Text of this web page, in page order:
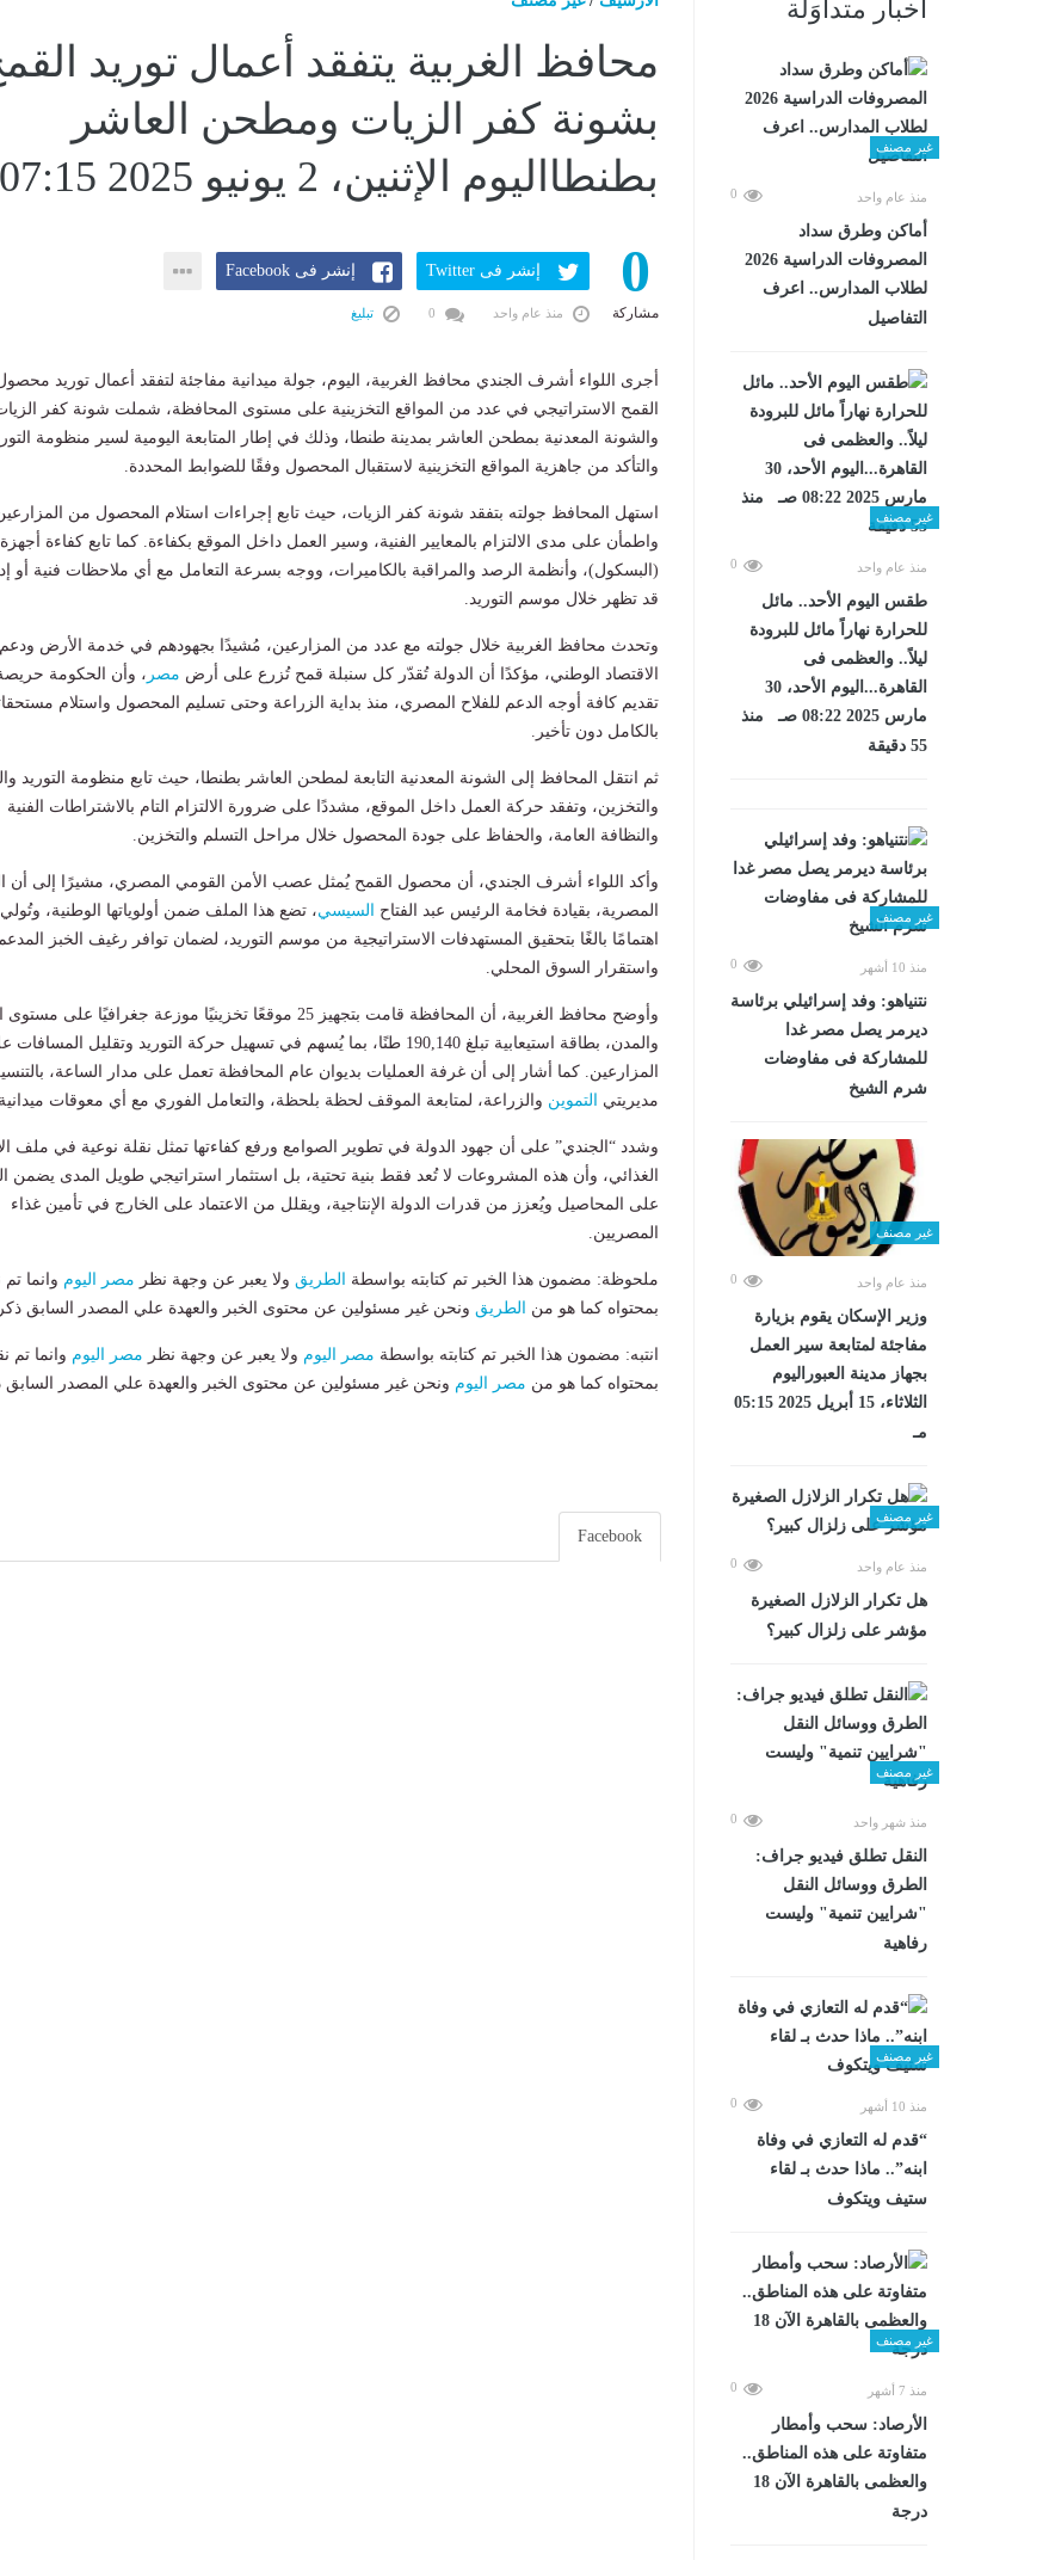
أخبار متداوَلة
غير مصنف
منذ عام واحد 0
أماكن وطرق سداد
المصروفات الدراسية 2026
لطلاب المدارس.. اعرف
التفاصيل
غير مصنف
منذ عام واحد 0
طقس اليوم الأحد.. مائل
للحرارة نهاراً مائل للبرودة
ليلاً.. والعظمى فى
القاهرة...اليوم الأحد، 30
مارس 2025 08:22 صـ منذ
55 دقيقة
غير مصنف
منذ 10 أشهر 0
نتنياهو: وفد إسرائيلي برئاسة
ديرمر يصل مصر غدا
للمشاركة فى مفاوضات
شرم الشيخ
غير مصنف
منذ عام واحد 0
وزير الإسكان يقوم بزيارة
مفاجئة لمتابعة سير العمل
بجهاز مدينة العبوراليوم
الثلاثاء، 15 أبريل 2025 05:15
مـ
غير مصنف
منذ عام واحد 0
هل تكرار الزلازل الصغيرة
مؤشر على زلزال كبير؟
غير مصنف
منذ شهر واحد 0
​النقل تطلق فيديو جراف:
الطرق ووسائل النقل
"شرايين تنمية" وليست
رفاهية
غير مصنف
منذ 10 أشهر 0
“قدم له التعازي في وفاة
ابنه”.. ماذا حدث بـ لقاء
ستيف ويتكوف
غير مصنف
منذ 7 أشهر 0
الأرصاد: سحب وأمطار
متفاوتة على هذه المناطق..
والعظمى بالقاهرة الآن 18
درجة
محافظ الغربية يتفقد أعمال توريد
بشونة كفر الزيات ومطحن العاشر
بطنطااليوم الإثنين، 2 يونيو 2025 07:15 مـ
0
مشاركة
إنشر فى Twitter إنشر فى Facebook
منذ عام واحد تبليغ
أجرى اللواء أشرف الجندي محافظ الغربية، اليوم، جولة ميدانية مفاجئة لتفقد أعمال توريد
القمح الاستراتيجي في عدد من المواقع التخزينية على مستوى المحافظة، شملت شونة كفر
والشونة المعدنية بمطحن العاشر بمدينة طنطا، وذلك في إطار المتابعة اليومية لسير منظومة
والتأكد من جاهزية المواقع التخزينية لاستقبال المحصول وفقًا للضوابط المحددة.
استهل المحافظ جولته بتفقد شونة كفر الزيات، حيث تابع إجراءات استلام المحصول من
واطمأن على مدى الالتزام بالمعايير الفنية، وسير العمل داخل الموقع بكفاءة. كما تابع كفاءة
(البسكول)، وأنظمة الرصد والمراقبة بالكاميرات، ووجه بسرعة التعامل مع أي ملاحظات فنية أو
قد تظهر خلال موسم التوريد.
وتحدث محافظ الغربية خلال جولته مع عدد من المزارعين، مُشيدًا بجهودهم في خدمة الأرض ودعم
الاقتصاد الوطني، مؤكدًا أن الدولة تُقدّر كل سنبلة قمح تُزرع على أرض مصر ، وأن الحكومة
تقديم كافة أوجه الدعم للفلاح المصري، منذ بداية الزراعة وحتى تسليم المحصول واستلام
بالكامل دون تأخير.
ثم انتقل المحافظ إلى الشونة المعدنية التابعة لمطحن العاشر بطنطا، حيث تابع منظومة التوريد
والتخزين، وتفقد حركة العمل داخل الموقع، مشددًا على ضرورة الالتزام التام بالاشتراطات الفنية
والنظافة العامة، والحفاظ على جودة المحصول خلال مراحل التسلم والتخزين.
وأكد اللواء أشرف الجندي، أن محصول القمح يُمثل عصب الأمن القومي المصري، مشيرًا إلى أن
المصرية، بقيادة فخامة الرئيس عبد الفتاح
السيسي، تضع هذا الملف ضمن أولوياتها الوطنية، وتُولي
اهتمامًا بالغًا بتحقيق المستهدفات الاستراتيجية من موسم التوريد، لضمان توافر رغيف الخبز
واستقرار السوق المحلي.
وأوضح محافظ الغربية، أن المحافظة قامت بتجهيز 25 موقعًا تخزينيًا موزعة جغرافيًا على
والمدن، بطاقة استيعابية تبلغ 190,140 طنًا، بما يُسهم في تسهيل حركة التوريد وتقليل
المزارعين. كما أشار إلى أن غرفة العمليات بديوان عام المحافظة تعمل على مدار الساعة،
مديريتي
التموين والزراعة، لمتابعة الموقف لحظة بلحظة، والتعامل الفوري مع أي معوقات
وشدد “الجندي” على أن جهود الدولة في تطوير الصوامع ورفع كفاءتها تمثل نقلة نوعية في ملف
الغذائي، وأن هذه المشروعات لا تُعد فقط بنية تحتية، بل استثمار استراتيجي طويل المدى يضمن
على المحاصيل ويُعزز من قدرات الدولة الإنتاجية، ويقلل من الاعتماد على الخارج في تأمين غذاء
المصريين.
ملحوظة: مضمون هذا الخبر تم كتابته بواسطة الطريق ولا يعبر عن وجهة نظر مصر اليوم وانما تم
بمحتواه كما هو من
الطريق ونحن غير مسئولين عن محتوى الخبر والعهدة علي المصدر السابق
انتبه: مضمون هذا الخبر تم كتابته بواسطة مصر اليوم ولا يعبر عن وجهة نظر مصر اليوم وانما تم
بمحتواه كما هو من مصر اليوم ونحن غير مسئولين عن محتوى الخبر والعهدة علي المصدر السابق
Facebook